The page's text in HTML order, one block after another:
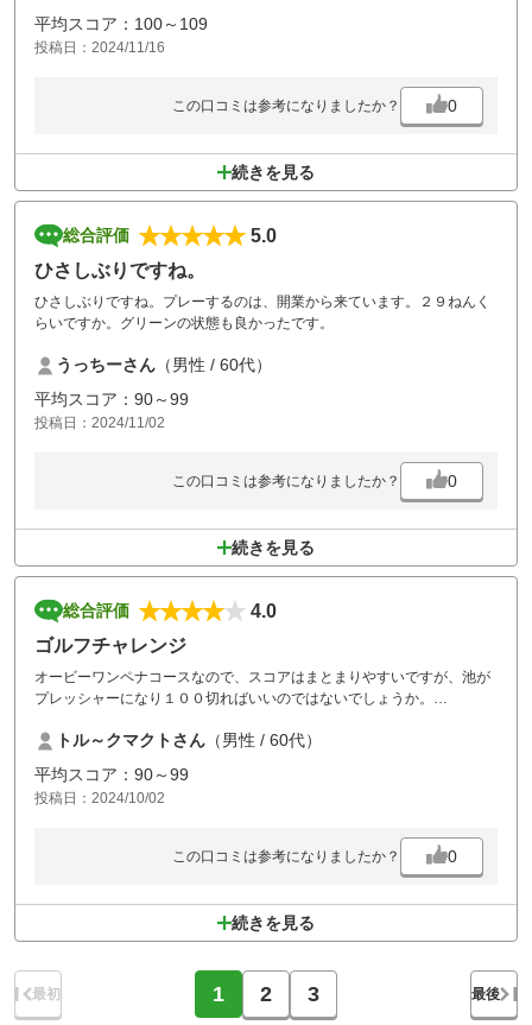
また、カートは自動操縦ではないため、運転手は移動中にスコア付けが
できず不便ですし、勾配も急で危険です。
こちらも自動操縦を導入ください。
平均スコア：100～109
投稿日：2024/11/16
この口コミは参考になりましたか？ 0
続きを見る
総合評価
5.0
ひさしぶりですね。
ひさしぶりですね。プレーするのは、開業から来ています。２９ねんく
らいですか。グリーンの状態も良かったです。
うっちーさん （男性 / 60代）
平均スコア：90～99
投稿日：2024/11/02
この口コミは参考になりましたか？ 0
続きを見る
総合評価
4.0
ゴルフチャレンジ
オービーワンペナコースなので、スコアはまとまりやすいですが、池が
プレッシャーになり１００切ればいいのではないでしょうか。
ントの方に連絡したら、迅速な対応をして頂いてありがとう御座いまし
た。
また、機会が有りましたら西東京ゴルフ倶楽部さんにゴルフチャレンジ
に伺います。
トル～クマクトさん （男性 / 60代）
平均スコア：90～99
投稿日：2024/10/02
この口コミは参考になりましたか？ 0
続きを見る
最初 1 2 3 最後